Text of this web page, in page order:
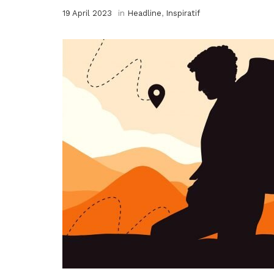
19 April 2023 in Headline, Inspiratif